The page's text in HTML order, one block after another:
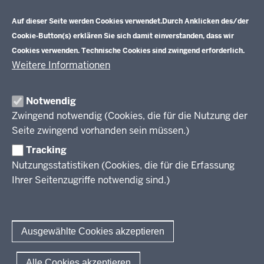
Auf dieser Seite werden Cookies verwendet.Durch Anklicken des/der
Cookie-Button(s) erklären Sie sich damit einverstanden, dass wir
Cookies verwenden. Technische Cookies sind zwingend erforderlich.
Weitere Informationen
Notwendig
Zwingend notwendig (Cookies, die für die Nutzung der
Seite zwingend vorhanden sein müssen.)
Tracking
Nutzungsstatistiken (Cookies, die für die Erfassung
Ihrer Seitenzugriffe notwendig sind.)
Ausgewählte Cookies akzeptieren
Leitbild
Stellenangebote
Über uns
Schulentwicklung NRW
Schulentwicklung
Unterricht
Professionalisierung
Standardsicherung NRW
Berufsbildung NRW
Erwachsenenbildung
Wir über uns
Berichtswesen Weiterbildung
ElternMitWirkung NRW
KI:EB
Amtsblattabonnieren
© 2026 QUA-LiS